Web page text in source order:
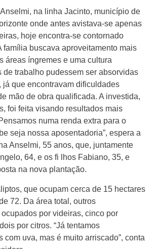
na linha Jacinto, município de
onde antes avistava-se apenas
hoje encontra-se contornado
família buscava aproveitamento mais
áreas íngremes e uma cultura
de trabalho pudessem ser absorvidas
já que encontravam dificuldades
mão de obra qualificada. A investida,
foi feita visando resultados mais
numa renda extra para o
seja nossa aposentadoria”, espera a
Anselmi, 55 anos, que, juntamente
64, e os fi lhos Fabiano, 35, e
na nova plantação.
que ocupam cerca de 15 hectares
72. Da área total, outros
por videiras, cinco por
por citros. “Já tentamos
com uva, mas é muito arriscado”, conta